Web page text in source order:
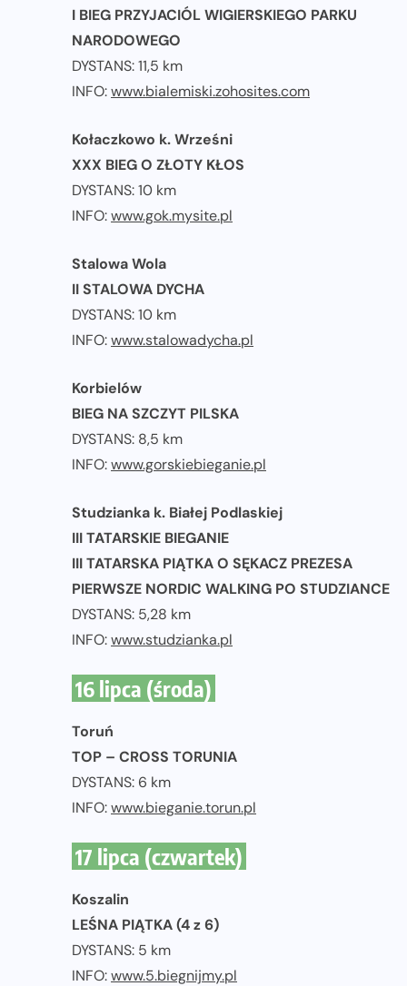
I BIEG PRZYJACIÓL WIGIERSKIEGO PARKU
NARODOWEGO
DYSTANS: 11,5 km
INFO:www.bialemiski.zohosites.com
Kołaczkowo k. Wrześni
XXX BIEG O ZŁOTY KŁOS
DYSTANS: 10 km
INFO:www.gok.mysite.pl
Stalowa Wola
II STALOWA DYCHA
DYSTANS: 10 km
INFO:www.stalowadycha.pl
Korbielów
BIEG NA SZCZYT PILSKA
DYSTANS: 8,5 km
INFO:www.gorskiebieganie.pl
Studzianka k. Białej Podlaskiej
III TATARSKIE BIEGANIE
III TATARSKA PIĄTKA O SĘKACZ PREZESA
PIERWSZE NORDIC WALKING PO STUDZIANCE
DYSTANS: 5,28 km
INFO:www.studzianka.pl
16 lipca (środa)
Toruń
TOP – CROSS TORUNIA
DYSTANS: 6 km
INFO:www.bieganie.torun.pl
17 lipca (czwartek)
Koszalin
LEŚNA PIĄTKA (4 z 6)
DYSTANS: 5 km
INFO:www.5.biegnijmy.pl